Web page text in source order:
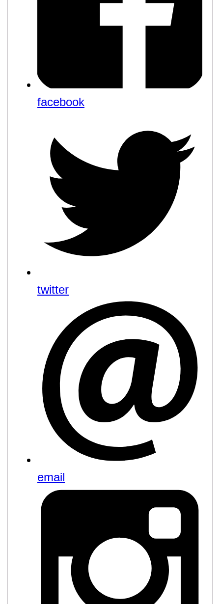
facebook
twitter
email